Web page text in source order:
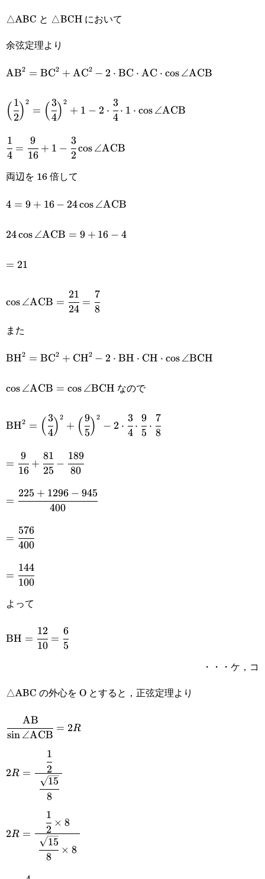
△ABC と △BCH において
余弦定理より
\text{AB}^2=\text{BC}^2+\text{AC}^2-
AB2 = BC2 + AC2 − 2 ⋅ BC ⋅ AC ⋅ cos∠ACB
\Big(\cfrac{1}
{2}\Big)^2=\Big(\cfrac{3}
{4}\Big)^2+1-2\cdot\cfrac{3}
( 2
1)2
= (4
3) 2
+ 1 − 2 ⋅
4
3
⋅ 1 ⋅ cos∠ACB
\cfrac{1}{4}=\cfrac{9}
{16}+1-\cfrac{3}
{2}\cos\angle\text{ACB}
4
1
=
16
9
+ 1 −
2
3
cos ∠ACB
両辺を 16 倍して
4=9+16-
4 = 9 + 16 − 24cos∠ACB
24\cos\angle\text{ACB}=9+16-
24cos∠ACB = 9 + 16 − 4
=21
= 21
\cos\angle\text{ACB}=\cfrac{21}
{24}=\cfrac{7}{8}
cos∠ACB =
24
21
=
8
7
また
\text{BH}^2=\text{BC}^2+\text{CH}^2-
BH2 = BC2 + CH2 − 2 ⋅ BH ⋅ CH ⋅ cos∠BCH
\cos\angle\text{ACB}=\cos\angle\text{BCH}
cos∠ACB = cos ∠BCH なので
\text{BH}^2=\Big(\cfrac{3}
{4}\Big)^2+\Big(\cfrac{9}
{5}\Big)^2-2\cdot\cfrac{3}
{5}\cdot\cfrac{7}{8}
BH2 = (4
3) 2
+ ( 5
9) 2
− 2 ⋅
4
3
⋅
5
9
⋅
8
7
=\cfrac{9}
{16}+\cfrac{81}
{25}-
=
16
9
+
25
81
−
80
189
=\cfrac{225+1296-
945}{400}
=
400
225 + 1296 − 945
=\cfrac{576}
{400}
=
400
576
=\cfrac{144}
{100}
=
100
144
よって
\text{BH}=\cfrac{12}
{10}=\cfrac{6}{5}
BH =
10
12
=
5
6
・・・ケ，コ
△ABC の外心を O とすると，正弦定理より
\cfrac{\text{AB}}
{\sin\angle\text{ACB}}=2R
sin∠ACB
AB
= 2R
2R=\cfrac{\cfrac{1}
{2}}
{\space\cfrac{\sqrt{15}}
{8}\space}
2R =
8
15
2
1
2R=\cfrac{\cfrac{1}
{2}\times8}
{\space\cfrac{\sqrt{15}}
2R =
8
15
× 8
2
1
× 8